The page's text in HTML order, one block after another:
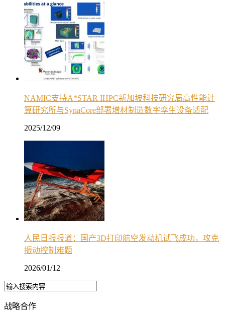
NAMIC支持A*STAR IHPC新加坡科技研究局高性能计
算研究所与SynaCore部署增材制造数字孪生设备适配
2025/12/09
人民日报报道：国产3D打印航空发动机试飞成功，攻克
振动控制难题
2026/01/12
战略合作